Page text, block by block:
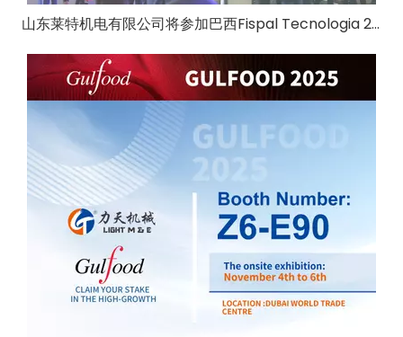
山东莱特机电有限公司将参加巴西Fispal Tecnologia 2026